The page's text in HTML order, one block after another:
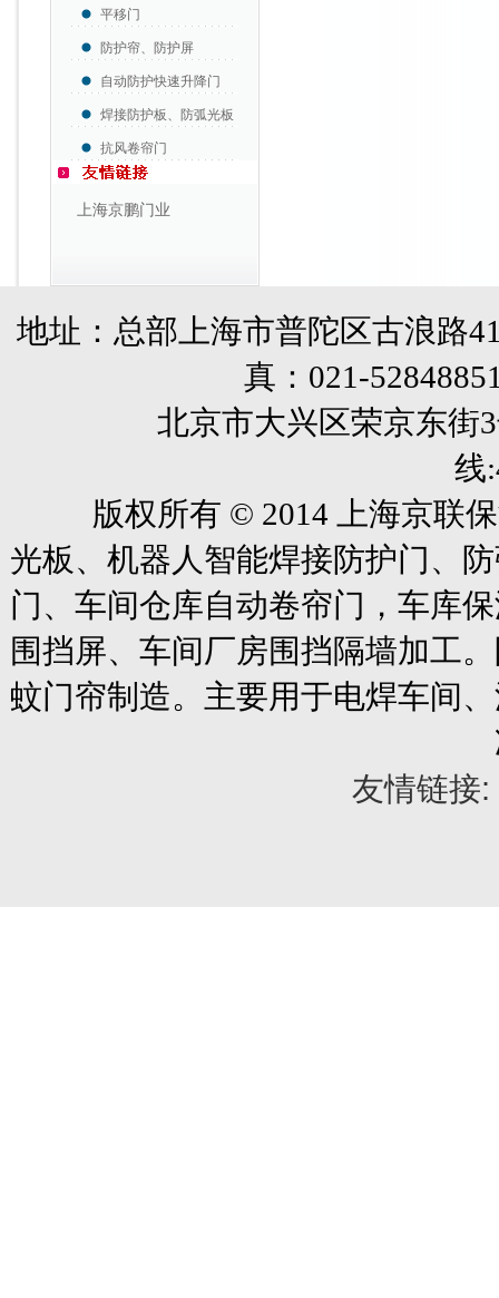
平移门
防护帘、防护屏
自动防护快速升降门
焊接防护板、防弧光板
抗风卷帘门
上海京鹏门业
地址：总部上海市普陀区古浪路
真： 021-
北京市大兴区荣京东街3
线
版权所有 © 2014 上海京联
光板、机器人智能焊接防护门、
门、车间仓库自动卷帘门 ，车库
围挡屏、车间厂房围挡隔墙加工
蚊门帘制造。主要用于电焊车间
友情链接: